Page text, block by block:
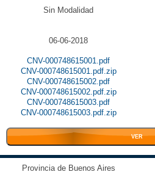
Sin Modalidad
06-06-2018
CNV-000748615001.pdf
CNV-000748615001.pdf.zip
CNV-000748615002.pdf
CNV-000748615002.pdf.zip
CNV-000748615003.pdf
CNV-000748615003.pdf.zip
VER
Provincia de Buenos Aires